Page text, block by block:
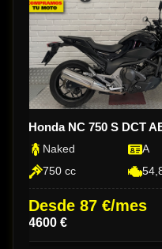
Honda NC 750 S DCT
Naked
A
750 cc
Desde 87 €/mes
4600 €